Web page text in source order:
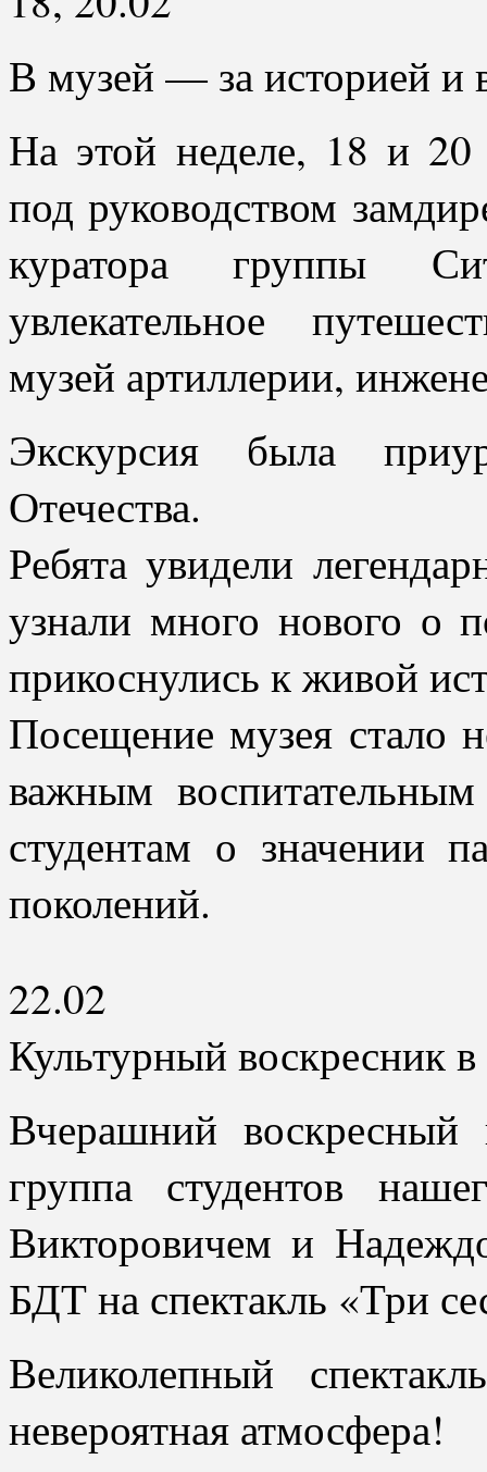
В музей — за историей и
На этой неделе, 18 и 20
под руководством
куратора группы
увлекательное
музей артиллерии,
Экскурсия была
Отечества.
Ребята увидели
узнали много нового о
прикоснулись к живой
Посещение музея стало
важным
студентам о значении
поколений.
22.02
Культурный воскресник
Вчерашний
группа студентов
Викторовичем и
БДТ на спектакль «Три
Великолепный
невероятная атмосфера!